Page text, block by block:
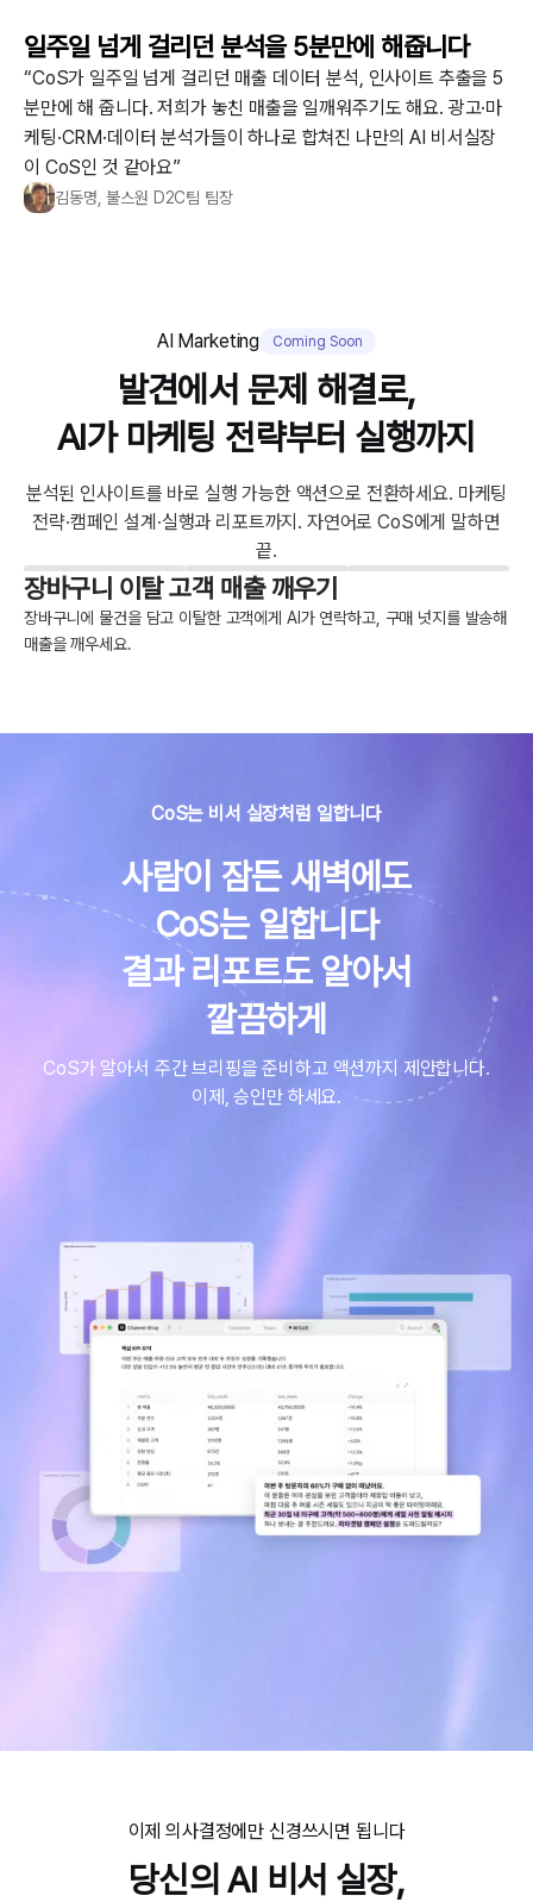
일주일 넘게 걸리던 분석을 5분만에 해줍니다
“CoS가 일주일 넘게 걸리던 매출 데이터 분석, 인사이트 추출을 5
분만에 해 줍니다. 저희가 놓친 매출을 일깨워주기도 해요. 광고·마
케팅·CRM·데이터 분석가들이 하나로 합쳐진 나만의 AI 비서실장
이 CoS인 것 같아요”
김동명, 불스원 D2C팀 팀장
AI Marketing Coming Soon
발견에서 문제 해결로,
AI가 마케팅 전략부터 실행까지
분석된 인사이트를 바로 실행 가능한 액션으로 전환하세요. 마케팅
전략·캠페인 설계·실행과 리포트까지. 자연어로 CoS에게 말하면
끝.
장바구니 이탈 고객 매출 깨우기
장바구니에 물건을 담고 이탈한 고객에게 AI가 연락하고, 구매 넛지를 발송해
매출을 깨우세요.
CoS는 비서 실장처럼 일합니다
사람이 잠든 새벽에도
CoS는 일합니다
결과 리포트도 알아서
깔끔하게
CoS가 알아서 주간 브리핑을 준비하고 액션까지 제안합니다.
이제, 승인만 하세요.
이제 의사결정에만 신경쓰시면 됩니다
당신의 AI 비서 실장,